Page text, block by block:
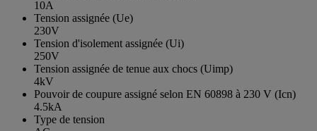
10A
Tension assignée (Ue)
230V
Tension d'isolement assignée (Ui)
250V
Tension assignée de tenue aux chocs (Uimp)
4kV
Pouvoir de coupure assigné selon EN 60898 à 230 V (Icn)
4.5kA
Type de tension